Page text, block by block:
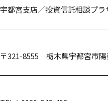
宇都宮支店／投資信託相談プ
〒321-8555 栃木県宇都宮市陽